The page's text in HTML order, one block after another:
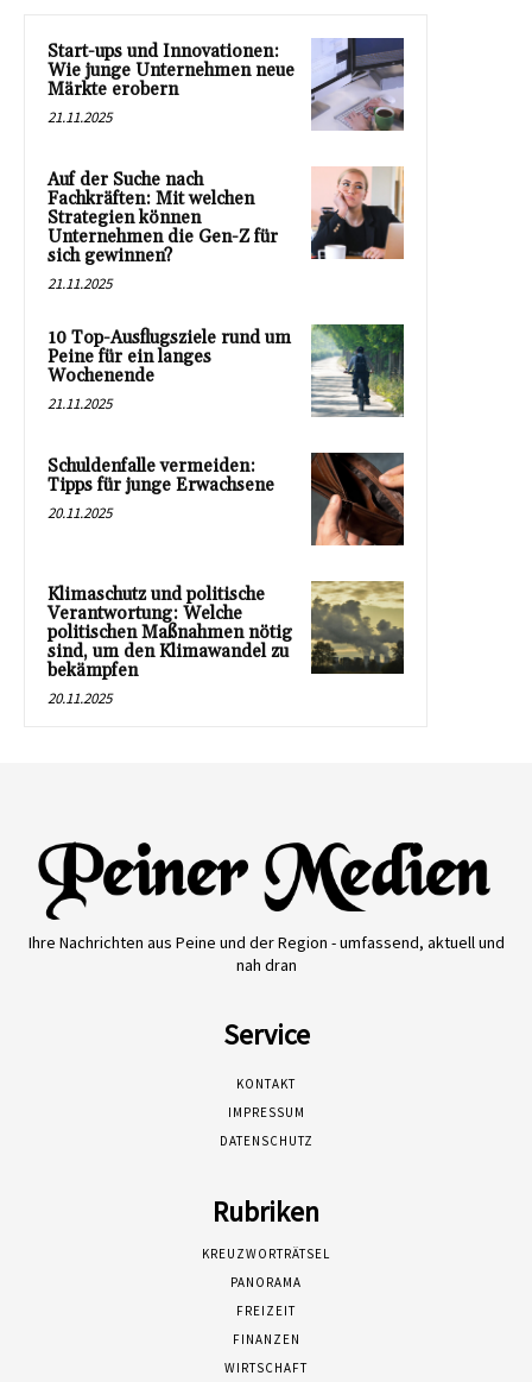
Start-ups und Innovationen:
Wie junge Unternehmen neue
Märkte erobern
21.11.2025
Auf der Suche nach
Fachkräften: Mit welchen
Strategien können
Unternehmen die Gen-Z für
sich gewinnen?
21.11.2025
10 Top-Ausflugsziele rund um
Peine für ein langes
Wochenende
21.11.2025
Schuldenfalle vermeiden:
Tipps für junge Erwachsene
20.11.2025
Klimaschutz und politische
Verantwortung: Welche
politischen Maßnahmen nötig
sind, um den Klimawandel zu
bekämpfen
20.11.2025
Ihre Nachrichten aus Peine und der Region - umfassend, aktuell und
nah dran
Service
KONTAKT
IMPRESSUM
DATENSCHUTZ
Rubriken
KREUZWORTRÄTSEL
PANORAMA
FREIZEIT
FINANZEN
WIRTSCHAFT